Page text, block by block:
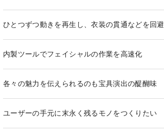
ひとつずつ動きを再生し、衣装の貫通などを回避
内製ツールでフェイシャルの作業を高速化
各々の魅力を伝えられるのも宝具演出の醍醐味
ユーザーの手元に末永く残るモノをつくりたい